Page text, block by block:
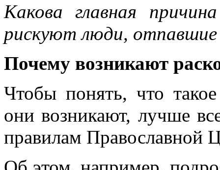
Какова главная
рискуют люди, отпавшие
Почему возникают
Чтобы понять, что
они возникают, лучше
правилам Православной